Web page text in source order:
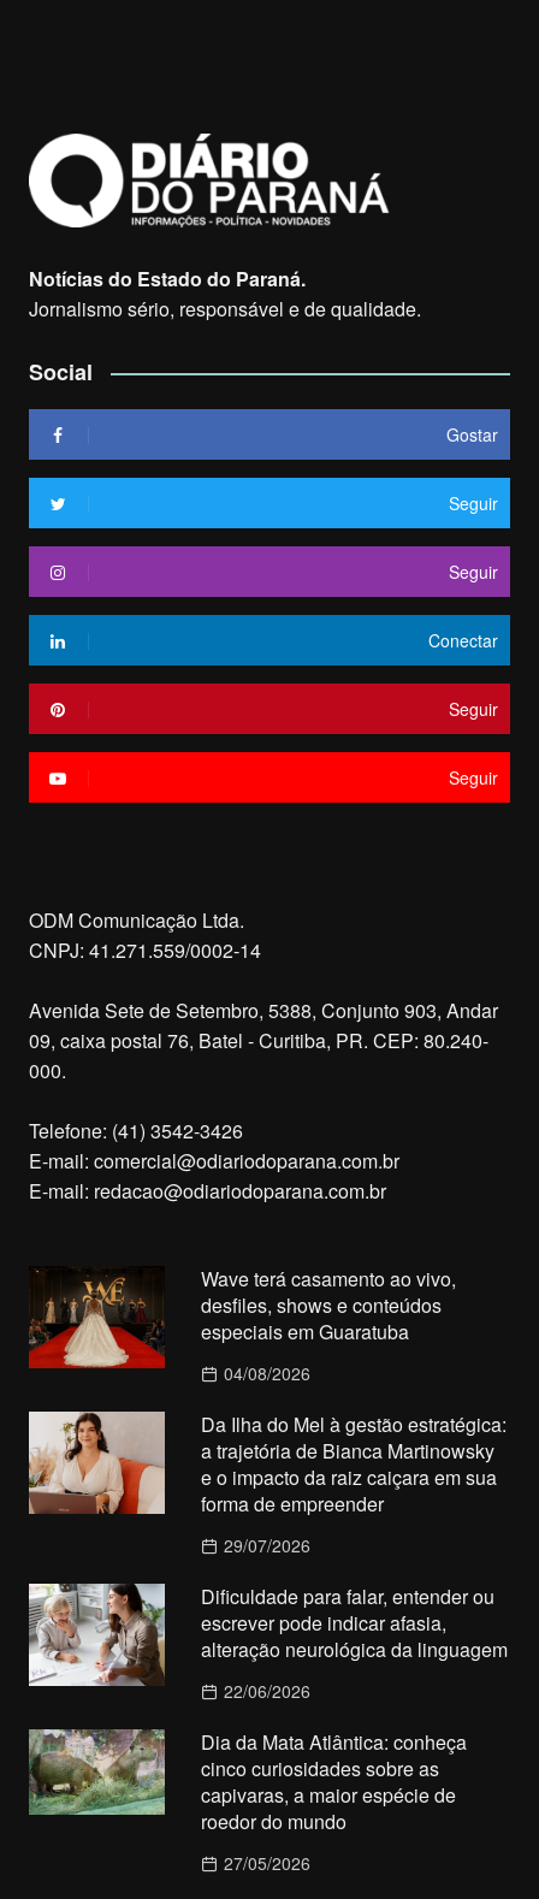
Notícias do Estado do Paraná.
Jornalismo sério, responsável e de qualidade.
Social
Gostar
Seguir
Seguir
Conectar
Seguir
Seguir
ODM Comunicação Ltda.
CNPJ: 41.271.559/0002-14
Avenida Sete de Setembro, 5388, Conjunto 903, Andar
09, caixa postal 76, Batel - Curitiba, PR. CEP: 80.240-
000.
Telefone: (41) 3542-3426
E-mail: comercial@odiariodoparana.com.br
E-mail: redacao@odiariodoparana.com.br
Wave terá casamento ao vivo,
desfiles, shows e conteúdos
especiais em Guaratuba
04/08/2026
Da Ilha do Mel à gestão estratégica:
a trajetória de Bianca Martinowsky
e o impacto da raiz caiçara em sua
forma de empreender
29/07/2026
Dificuldade para falar, entender ou
escrever pode indicar afasia,
alteração neurológica da linguagem
22/06/2026
Dia da Mata Atlântica: conheça
cinco curiosidades sobre as
capivaras, a maior espécie de
roedor do mundo
27/05/2026